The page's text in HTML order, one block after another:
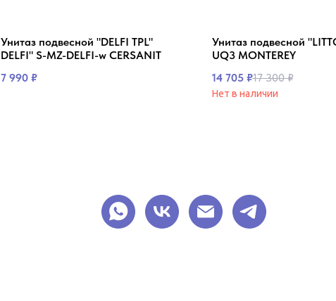
Унитаз подвесной "DELFI TPL"
DELFI" S-MZ-DELFI-w CERSANIT
7 990 ₽
Унитаз подвесной
UQ3 MONTEREY
14 705 ₽17 300 ₽
Нет в наличии